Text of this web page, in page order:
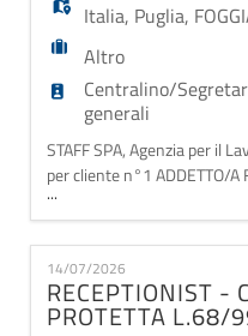
Italia, Puglia,
Altro
Centralino/
generali
STAFF SPA, Agenzia per il
per cliente n°1 ADDETTO/A
SEGRETERIA
La risorsa si dovrà occupare
clienti, fornitori e visitatori;
e della corrispondenza (e-
Organizzazione dell'agenda
...
14/07/2026
RECEPTIONIST -
PROTETTA L.68/